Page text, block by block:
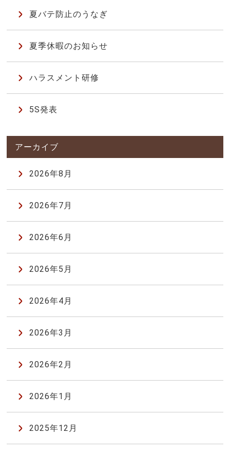
夏バテ防止のうなぎ
夏季休暇のお知らせ
ハラスメント研修
5S発表
2026年8月
2026年7月
2026年6月
2026年5月
2026年4月
2026年3月
2026年2月
2026年1月
2025年12月